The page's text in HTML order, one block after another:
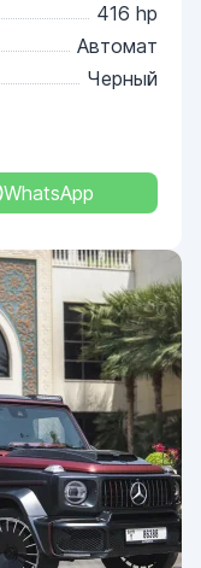
416 hp
Автомат
Черный
WhatsApp